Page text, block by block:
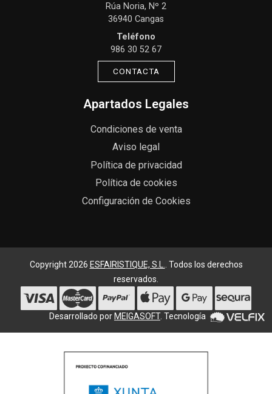
Rúa Noria, Nº 2
36940 Cangas
Teléfono
986 30 52 67
CONTACTA
Apartados Legales
Condiciones de venta
Aviso legal
Política de privacidad
Política de cookies
Configuración de Cookies
Copyright 2026 ESFAIRISTIQUE, S.L.
. Todos los derechos
reservados.
Desarrollado por MEIGASOFT. Tecnología